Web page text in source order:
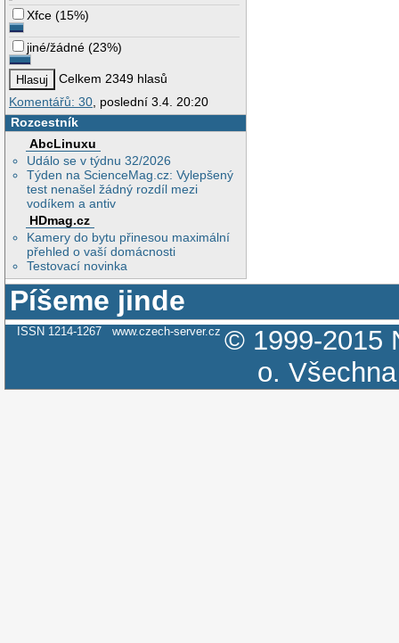
Xfce (15%)
jiné/žádné (23%)
Celkem 2349 hlasů
Komentářů: 30 , poslední 3.4. 20:20
Rozcestník
AbcLinuxu
Událo se v týdnu 32/2026
Týden na ScienceMag.cz: Vylepšený
test nenašel žádný rozdíl mezi
vodíkem a antiv
HDmag.cz
Kamery do bytu přinesou maximální
přehled o vaší domácnosti
Testovací novinka
Píšeme jinde
ISSN 1214-1267 www.czech-server.cz © 1999-2015
o.